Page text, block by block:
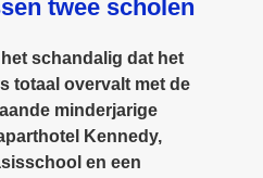
twee scholen
schandalig dat het
totaal overvalt met de
minderjarige
Kennedy,
en een